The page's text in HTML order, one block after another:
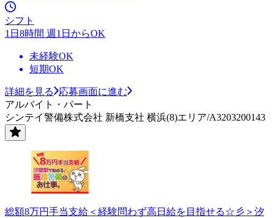
シフト
1日8時間 週1日からOK
未経験OK
短期OK
詳細を見る
応募画面に進む
アルバイト・パート
シンテイ警備株式会社 新橋支社 横浜(8)エリア/A3203200143
総額8万円手当支給＜経験問わず高日給を目指せる☆彡＞汐